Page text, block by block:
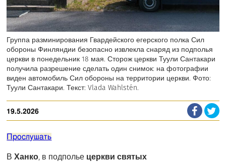
Группа разминирования Гвардейского егерского полка Сил
обороны Финляндии безопасно извлекла снаряд из подполья
церкви в понедельник 18 мая. Сторож церкви Туули Сантакари
получила разрешение сделать один снимок: на фотографии
виден автомобиль Сил обороны на территории церкви. Фото:
Туули Сантакари. Текст: Vlada Wahlstén.
19.5.2026
Прослушать
ВХанко, в подполье церкви святых